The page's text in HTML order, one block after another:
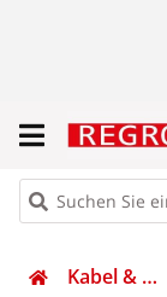
Kabel & Leitungen